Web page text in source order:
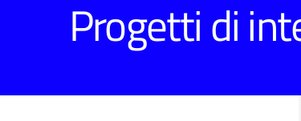
Progetti di